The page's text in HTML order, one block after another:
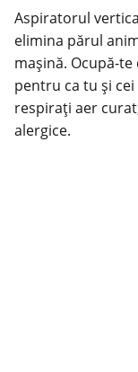
Aspiratorul
elimina părul
mașină. Ocupă-
pentru ca tu și
respirați aer
alergice.